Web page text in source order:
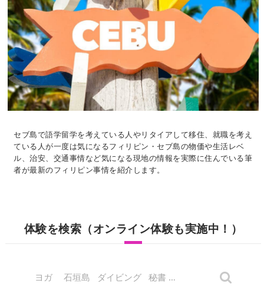
セブ島で語学留学を考えている人やリタイアして移住、就職を考え
ている人が一度は気になるフィリピン・セブ島の物価や生活レベ
ル、治安、交通事情など気になる現地の情報を実際に住んでいる筆
者が最新のフィリピン事情を紹介します。
体験を検索（オンライン体験も実施中！）